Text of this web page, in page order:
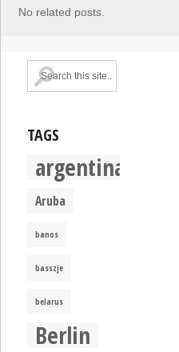
No related posts.
TAGS
argentina
Aruba
banos
basszje
belarus
Berlin